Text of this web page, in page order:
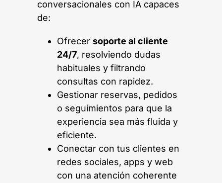
conversacionales con IA capaces
de:
Ofrecer soporte al cliente
24/7, resolviendo dudas
habituales y filtrando
consultas con rapidez.
Gestionar reservas, pedidos
o seguimientos para que la
experiencia sea más fluida y
eficiente.
Conectar con tus clientes en
redes sociales, apps y web
con una atención coherente